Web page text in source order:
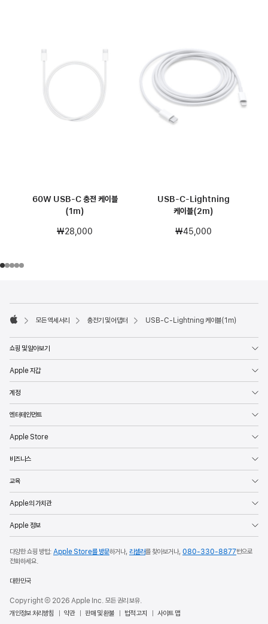
60W USB-C 충전 케이블
(1m)
₩28,000
USB-C-Lightning
케이블(2m)
₩45,000
모든 액세서리 충전기 및 어댑터 USB-C-Lightning 케이블(1m)
쇼핑 및 알아보기
Apple 지갑
계정
엔터테인먼트
Apple Store
비즈니스
교육
Apple의 가치관
Apple 정보
다양한 쇼핑 방법: Apple Store를 방문하거나, 리셀러를 찾아보거나, 080-330-8877번으로
전화하세요.
대한민국
Copyright © 2026 Apple Inc. 모든 권리 보유.
개인정보 처리방침
약관 판매 및 환불 법적 고지 사이트 맵